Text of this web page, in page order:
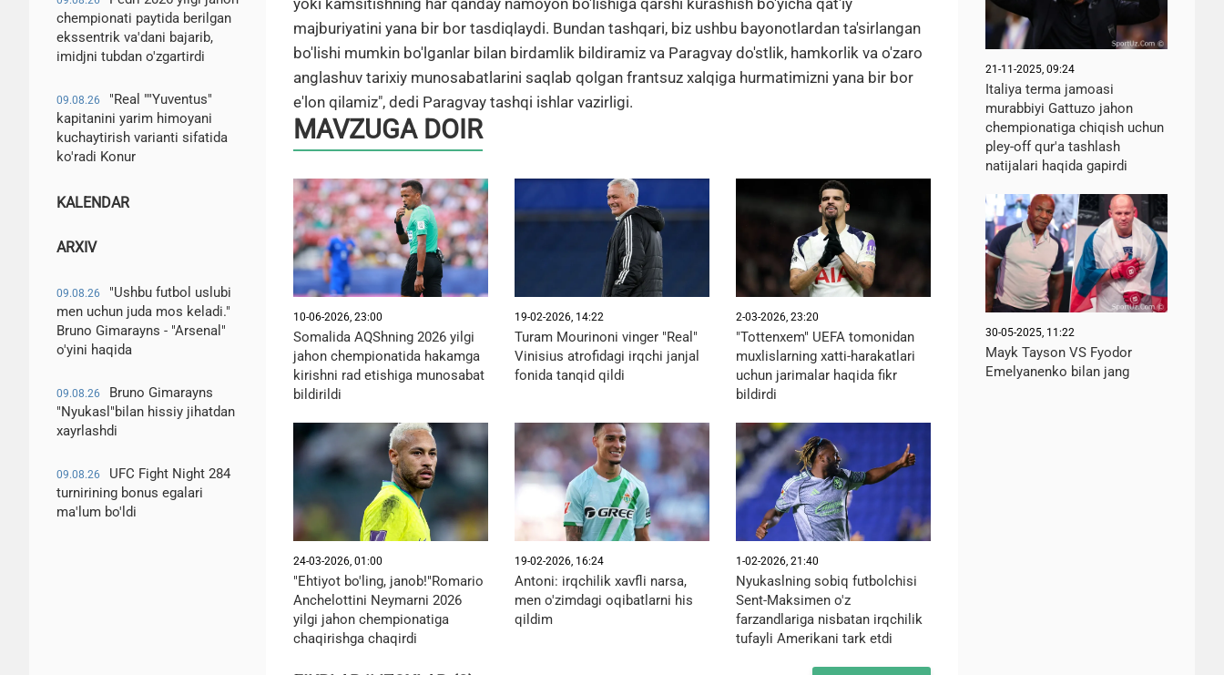
chempionati paytida berilgan
ekssentrik va'dani bajarib,
imidjni tubdan o'zgartirdi
09.08.26
"Real ""Yuventus"
kapitanini yarim himoyani
kuchaytirish varianti sifatida
ko'radi Konur
KALENDAR
ARXIV
09.08.26
"Ushbu futbol uslubi
men uchun juda mos keladi."
Bruno Gimarayns - "Arsenal"
o'yini haqida
09.08.26
Bruno Gimarayns
"Nyukasl"bilan hissiy jihatdan
xayrlashdi
09.08.26
UFC Fight Night 284
turnirining bonus egalari
ma'lum bo'ldi
majburiyatini yana bir bor tasdiqlaydi. Bundan tashqari, biz ushbu bayonotlardan ta'sirlangan
bo'lishi mumkin bo'lganlar bilan birdamlik bildiramiz va Paragvay do'stlik, hamkorlik va o'zaro
anglashuv tarixiy munosabatlarini saqlab qolgan frantsuz xalqiga hurmatimizni yana bir bor
e'lon qilamiz", dedi Paragvay tashqi ishlar vazirligi.
MAVZUGA DOIR
10-06-2026, 23:00
Somalida AQShning 2026 yilgi
jahon chempionatida hakamga
kirishni rad etishiga munosabat
bildirildi
19-02-2026, 14:22
Turam Mourinoni vinger "Real"
Vinisius atrofidagi irqchi janjal
fonida tanqid qildi
2-03-2026, 23:20
"Tottenxem" UEFA tomonidan
muxlislarning xatti-harakatlari
uchun jarimalar haqida fikr
bildirdi
24-03-2026, 01:00
"Ehtiyot bo'ling, janob!"Romario
Anchelottini Neymarni 2026
yilgi jahon chempionatiga
chaqirishga chaqirdi
19-02-2026, 16:24
Antoni: irqchilik xavfli narsa,
men o'zimdagi oqibatlarni his
qildim
1-02-2026, 21:40
Nyukaslning sobiq futbolchisi
Sent-Maksimen o'z
farzandlariga nisbatan irqchilik
tufayli Amerikani tark etdi
21-11-2025, 09:24
Italiya terma jamoasi
murabbiyi Gattuzo jahon
chempionatiga chiqish uchun
pley-off qur'a tashlash
natijalari haqida gapirdi
30-05-2025, 11:22
Mayk Tayson VS Fyodor
Emelyanenko bilan jang